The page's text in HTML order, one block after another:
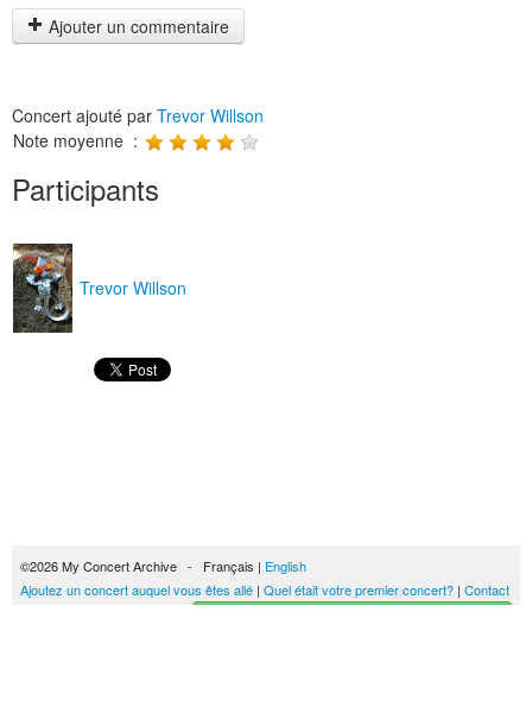
Ajouter un commentaire
Concert ajouté par Trevor Willson
Note moyenne :
Participants
Trevor Willson
©2026 My Concert Archive - Français | English
Ajoutez un concert auquel vous êtes allé | Quel était votre premier concert? | Contact